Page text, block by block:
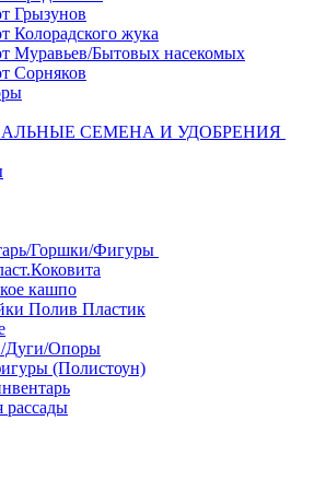
Грызунов
Колорадского жука
Муравьев/Бытовых насекомых
Сорняков
СЕМЕНА И УДОБРЕНИЯ
Горшки/Фигуры
кашпо
Полив Пластик
Дуги/Опоры
(Полистоун)